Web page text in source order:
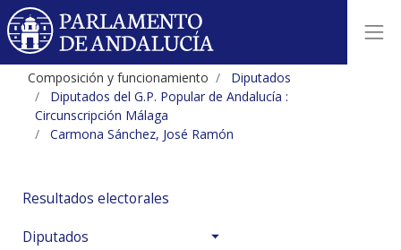
Composición y funcionamiento
Diputados
Diputados del G.P. Popular de Andalucía :
Circunscripción Málaga
Carmona Sánchez, José Ramón
Resultados electorales
Diputados